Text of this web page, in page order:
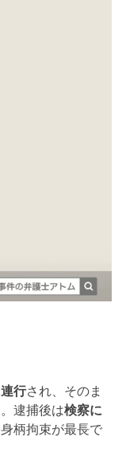
行され、そのま
逮捕後は検察に
柄拘束が最長で